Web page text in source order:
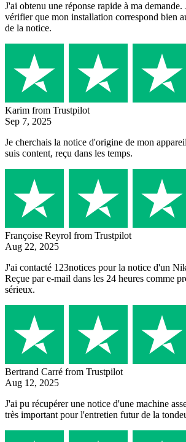
J'ai obtenu une réponse rapide à ma
vérifier que mon installation correspond bien
de la notice.
Karim from Trustpilot
Sep 7, 2025
Je cherchais la notice d'origine de mon
suis content, reçu dans les temps.
Françoise Reyrol from Trustpilot
Aug 22, 2025
J'ai contacté 123notices pour la notice d'un
Reçue par e-mail dans les 24 heures comme
sérieux.
Bertrand Carré from Trustpilot
Aug 12, 2025
J'ai pu récupérer une notice d'une machine
très important pour l'entretien futur de la